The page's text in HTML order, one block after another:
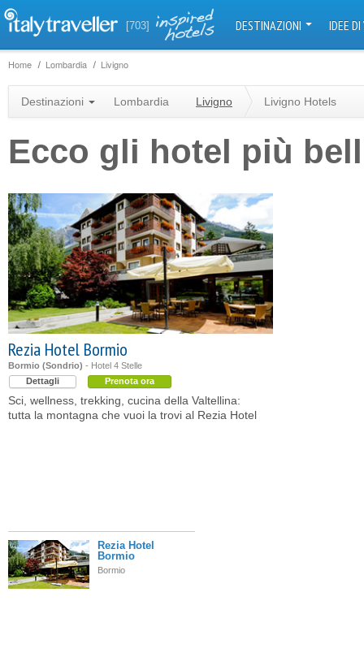
[703] DESTINAZIONI IDEE
Home Lombardia Livigno
Destinazioni Lombardia Livigno Livigno Hotels
Ecco gli hotel più
Rezia Hotel Bormio
Bormio (Sondrio) - Hotel 4 Stelle
Dettagli
Prenota ora
Sci, wellness, trekking, cucina della Valtellina:
tutta la montagna che vuoi la trovi al Rezia Hotel
Rezia Hotel
Bormio
Bormio